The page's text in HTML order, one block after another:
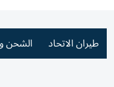
طيران الاتحاد الشحن